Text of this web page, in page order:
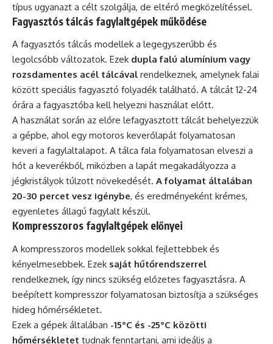
típus ugyanazt a célt szolgálja, de eltérő megközelítéssel.
Fagyasztós tálcás fagylaltgépek működése
A fagyasztós tálcás modellek a legegyszerűbb és
legolcsóbb változatok. Ezek dupla falú alumínium vagy
rozsdamentes acél tálcával rendelkeznek, amelynek falai
között speciális fagyasztó folyadék található. A tálcát 12-24
órára a fagyasztóba kell helyezni használat előtt.
A használat során az előre lefagyasztott tálcát behelyezzük
a gépbe, ahol egy motoros keverőlapát folyamatosan
keveri a fagylaltalapot. A tálca fala folyamatosan elveszi a
hőt a keverékből, miközben a lapát megakadályozza a
jégkristályok túlzott növekedését. A folyamat általában
20-30 percet vesz igénybe, és eredményeként krémes,
egyenletes állagú fagylalt készül.
Kompresszoros fagylaltgépek előnyei
A kompresszoros modellek sokkal fejlettebbek és
kényelmesebbek. Ezek saját hűtőrendszerrel
rendelkeznek, így nincs szükség előzetes fagyasztásra. A
beépített kompresszor folyamatosan biztosítja a szükséges
hideg hőmérsékletet.
Ezek a gépek általában -15°C és -25°C közötti
hőmérsékletet tudnak fenntartani, ami ideális a